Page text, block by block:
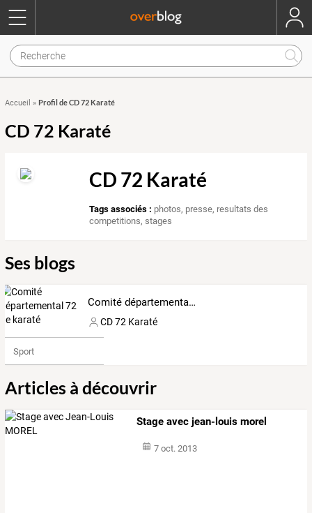
Accueil » Profil de CD 72 Karaté
CD 72 Karaté
CD 72 Karaté
Tags associés : photos, presse, resultats des
competitions,stages
Ses blogs
Comité départemental 72 de karaté
CD 72 Karaté
Sport
Articles à découvrir
Stage avec jean-louis morel
7 oct. 2013